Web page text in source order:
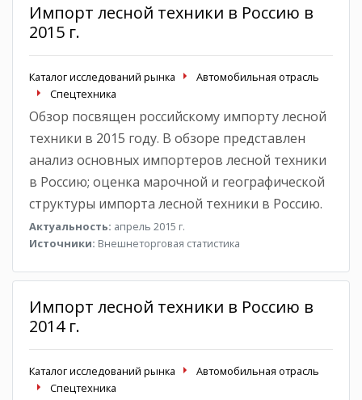
Импорт лесной техники в Россию в
2015 г.
Каталог исследований рынка
Автомобильная отрасль
Спецтехника
Обзор посвящен российскому импорту лесной
техники в 2015 году. В обзоре представлен
анализ основных импортеров лесной техники
в Россию; оценка марочной и географической
структуры импорта лесной техники в Россию.
Актуальность: апрель 2015 г.
Источники: Внешнеторговая статистика
Импорт лесной техники в Россию в
2014 г.
Каталог исследований рынка
Автомобильная отрасль
Спецтехника